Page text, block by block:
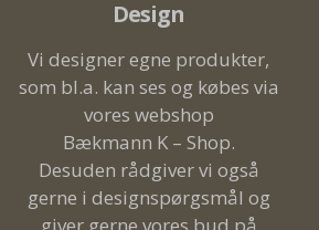
Design
Vi designer egne produkter,
som bl.a. kan ses og købes via
vores webshop
Bækmann K – Shop.
Desuden rådgiver vi også
gerne i designspørgsmål og